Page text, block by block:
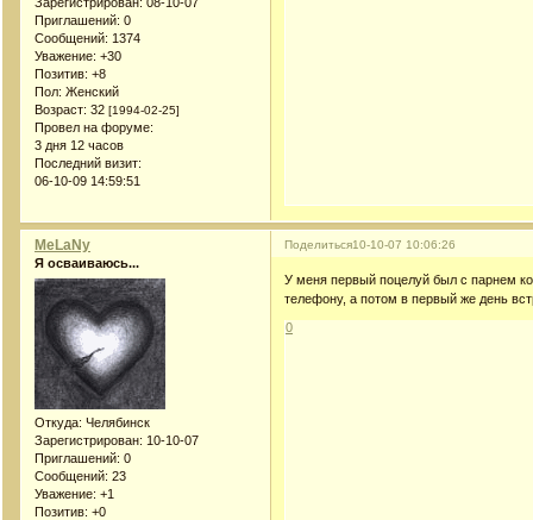
Приглашений: 0
Сообщений: 1374
Уважение: +30
Позитив: +8
Пол: Женский
Возраст: 32 [1994-02-25]
Провел на форуме:
3 дня 12 часов
Последний визит:
06-10-09 14:59:51
Поделиться10-10-07 10:06:26
MeLaNy
Я осваиваюсь...
Откуда: Челябинск
Зарегистрирован: 10-10-07
Приглашений: 0
Сообщений: 23
Уважение: +1
Позитив: +0
У меня первый поцелуй был с парнем
телефону, а потом в первый же день
0